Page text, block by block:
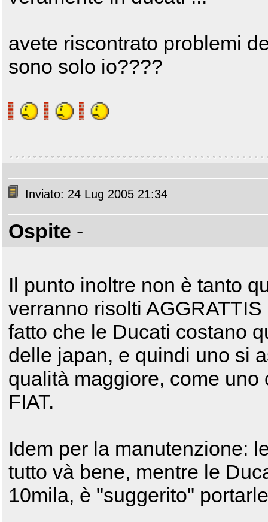
avete riscontrato problemi
sono solo io????
Inviato: 24 Lug 2005 21:34
Ospite -
Il punto inoltre non è tanto
verranno risolti
fatto che le Ducati costano
delle japan, e quindi uno si
qualità maggiore, come
FIAT.
Idem per la manutenzione:
tutto và bene, mentre le
10mila, è "suggerito"